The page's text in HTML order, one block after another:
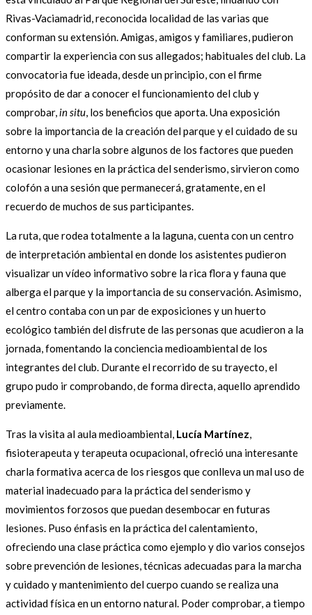
Rivas-Vaciamadrid, reconocida localidad de las varias que
conforman su extensión. Amigas, amigos y familiares, pudieron
compartir la experiencia con sus allegados; habituales del club. La
convocatoria fue ideada, desde un principio, con el firme
propósito de dar a conocer el funcionamiento del club y
comprobar,in situ, los beneficios que aporta. Una exposición
sobre la importancia de la creación del parque y el cuidado de su
entorno y una charla sobre algunos de los factores que pueden
ocasionar lesiones en la práctica del senderismo, sirvieron como
colofón a una sesión que permanecerá, gratamente, en el
recuerdo de muchos de sus participantes.
La ruta, que rodea totalmente a la laguna, cuenta con un centro
de interpretación ambiental en donde los asistentes pudieron
visualizar un vídeo informativo sobre la rica flora y fauna que
alberga el parque y la importancia de su conservación. Asimismo,
el centro contaba con un par de exposiciones y un huerto
ecológico también del disfrute de las personas que acudieron a la
jornada, fomentando la conciencia medioambiental de los
integrantes del club. Durante el recorrido de su trayecto, el
grupo pudo ir comprobando, de forma directa, aquello aprendido
previamente.
Tras la visita al aula medioambiental, Lucía Martínez,
fisioterapeuta y terapeuta ocupacional, ofreció una interesante
charla formativa acerca de los riesgos que conlleva un mal uso de
material inadecuado para la práctica del senderismo y
movimientos forzosos que puedan desembocar en futuras
lesiones. Puso énfasis en la práctica del calentamiento,
ofreciendo una clase práctica como ejemplo y dio varios consejos
sobre prevención de lesiones, técnicas adecuadas para la marcha
y cuidado y mantenimiento del cuerpo cuando se realiza una
actividad física en un entorno natural. Poder comprobar, a tiempo